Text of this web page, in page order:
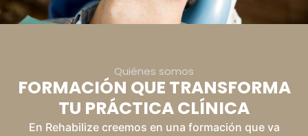
Quiénes somos
FORMACIÓN QUE TRANSFORMA
TU PRÁCTICA CLÍNICA
En Rehabilize creemos en una formación que va